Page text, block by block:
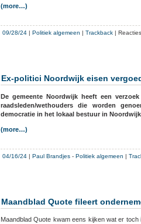
(more…)
09/28/24 | Politiek algemeen | Trackback |
Ex-politici Noordwijk eisen
De gemeente Noordwijk heeft een
raadsleden/wethouders die worden
democratie in het lokaal bestuur in
(more…)
04/16/24 | Paul Brandjes - Politiek algemeen |
Maandblad Quote fileert
Maandblad Quote kwam eens kijken wat er